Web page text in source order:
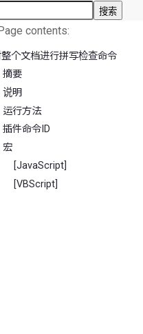
搜索
< Page contents
contents:
整个文档进行拼写检查命令
摘要
说明
运行方法
插件命令ID
宏
[JavaScript]
[VBScript]